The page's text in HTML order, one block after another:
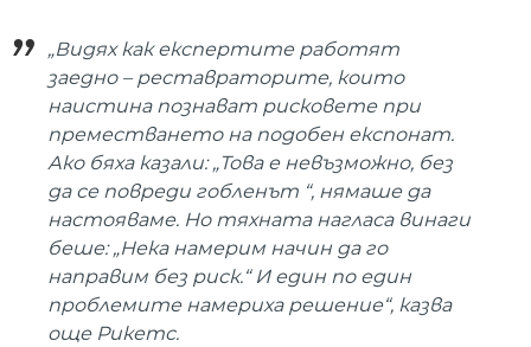
„Видях как експертите работят
заедно – реставраторите, които
наистина познават рисковете при
преместването на подобен експонат.
Ако бяха казали: „Това е невъзможно, без
да се повреди гобленът “, нямаше да
настояваме. Но тяхната нагласа винаги
беше: „Нека намерим начин да го
направим без риск.“ И един по един
проблемите намериха решение“, казва
още Рикетс.